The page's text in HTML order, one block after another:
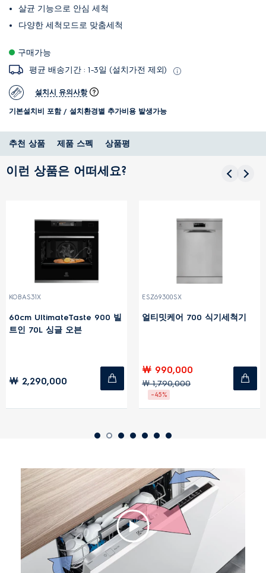
살균 기능으로 안심 세척
다양한 세척모드로 맞춤세척
구매가능
평균 배송기간 : 1-3일 (설치가전 제외)
설치시 유의사항
기본설치비 포함 / 설치환경별 추가비용 발생가능
추천 상품 제품 스펙 상품평
이런 상품은 어떠세요?
KOBAS31X
60cm UltimateTaste 900 빌
트인 70L 싱글 오븐
￦ 2,290,000
ESZ69300SX
얼티밋케어 700 식기세척기
￦ 990,000
￦ 1,790,000
-45%